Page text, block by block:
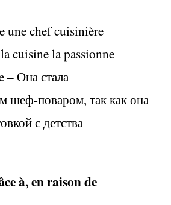
une chef cuisinière
cuisine la passionne
–Она стала
шеф-поваром, так как она
с детства
à, en raison de